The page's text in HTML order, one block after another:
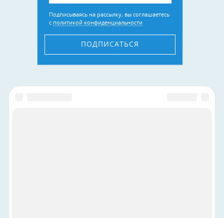
Подписываясь на рассылку, вы соглашаетесь
с политикой конфиденциальности
ПОДПИСАТЬСЯ